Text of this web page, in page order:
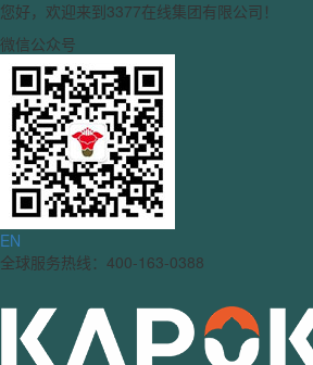
您好，欢迎来到3377在线集团有限公司！
微信公众号
EN
全球服务热线：400-163-0388